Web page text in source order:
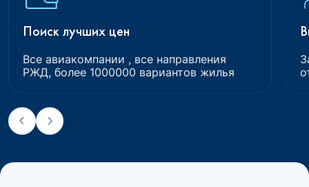
Поиск лучших цен
Все авиакомпании , все направления
РЖД, более 1000000 вариантов жилья